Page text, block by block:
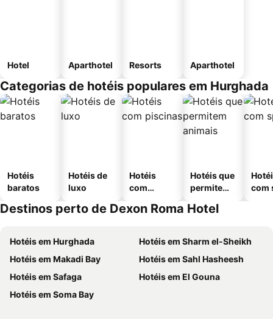
Hotel Aparthotel Resorts Aparthotel
Categorias de hotéis populares em Hurghada
Hotéis
baratos
Hotéis de
luxo
Hotéis
com
Hotéis que
permitem
com
Destinos perto de Dexon Roma Hotel
Hotéis em Hurghada
Hotéis em Sharm el-Sheikh
Hotéis em Makadi Bay
Hotéis em Sahl Hasheesh
Hotéis em Safaga
Hotéis em El Gouna
Hotéis em Soma Bay